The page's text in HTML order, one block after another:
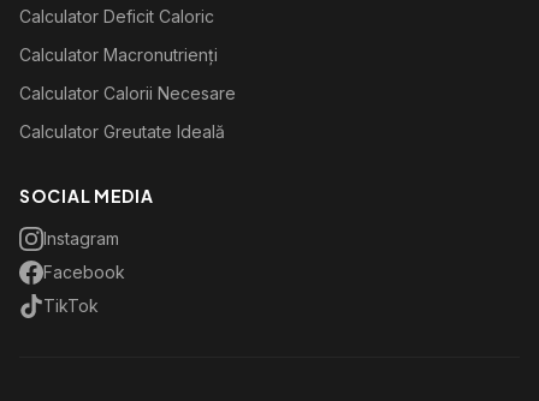
Calculator Deficit Caloric
Calculator Macronutrienți
Calculator Calorii Necesare
Calculator Greutate Ideală
SOCIAL MEDIA
Instagram
Facebook
TikTok